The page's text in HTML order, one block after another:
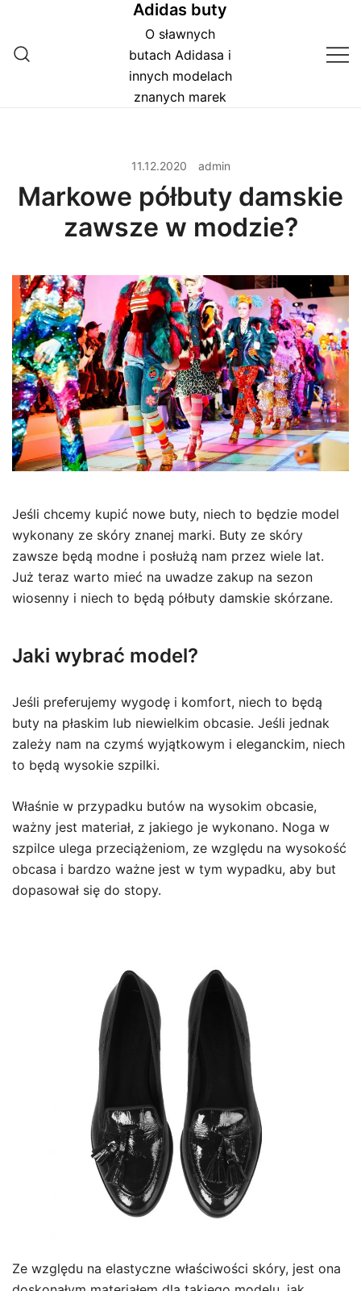
treści
Adidas buty
O sławnych
butach Adidasa i
innych modelach
znanych marek
11.12.2020 admin
Markowe półbuty damskie
zawsze w modzie?
Jeśli chcemy kupić nowe buty, niech to będzie model
wykonany ze skóry znanej marki. Buty ze skóry
zawsze będą modne i posłużą nam przez wiele lat.
Już teraz warto mieć na uwadze zakup na sezon
wiosenny i niech to będą półbuty damskie skórzane.
Jaki wybrać model?
Jeśli preferujemy wygodę i komfort, niech to będą
buty na płaskim lub niewielkim obcasie. Jeśli jednak
zależy nam na czymś wyjątkowym i eleganckim, niech
to będą wysokie szpilki.
Właśnie w przypadku butów na wysokim obcasie,
ważny jest materiał, z jakiego je wykonano. Noga w
szpilce ulega przeciążeniom, ze względu na wysokość
obcasa i bardzo ważne jest w tym wypadku, aby but
dopasował się do stopy.
Ze względu na elastyczne właściwości skóry, jest ona